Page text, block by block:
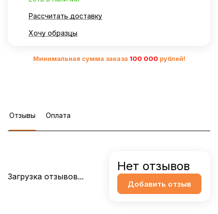
Рассчитать доставку
Хочу образцы
Минимальная сумма заказа 100 000 рублей!
Отзывы Оплата
Загрузка отзывов...
Нет отзывов
Добавить отзыв